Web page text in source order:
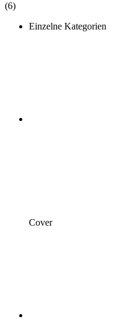
(6)
Einzelne Kategorien
Cover